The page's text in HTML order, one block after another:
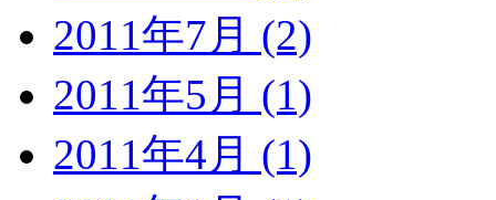
2011年7月 (2)
2011年5月 (1)
2011年4月 (1)